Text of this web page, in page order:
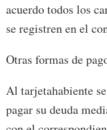
acuerdo todos los
se registren en el
Otras formas de
Al tarjetahabiente
pagar su deuda